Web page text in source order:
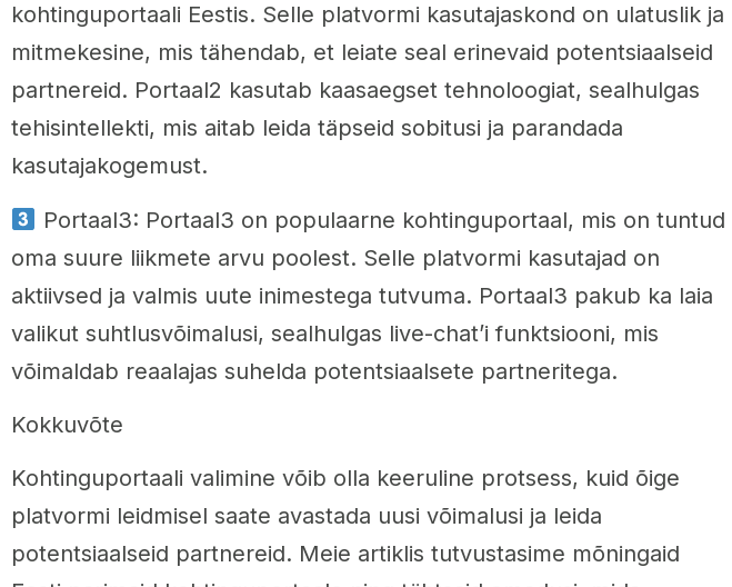
kohtinguportaali Eestis. Selle platvormi kasutajaskond on ulatuslik ja
mitmekesine, mis tähendab, et leiate seal erinevaid potentsiaalseid
partnereid. Portaal2 kasutab kaasaegset tehnoloogiat, sealhulgas
tehisintellekti, mis aitab leida täpseid sobitusi ja parandada
kasutajakogemust.
Portaal3: Portaal3 on populaarne kohtinguportaal, mis on tuntud
oma suure liikmete arvu poolest. Selle platvormi kasutajad on
aktiivsed ja valmis uute inimestega tutvuma. Portaal3 pakub ka laia
valikut suhtlusvõimalusi, sealhulgas live-chat’i funktsiooni, mis
võimaldab reaalajas suhelda potentsiaalsete partneritega.
Kokkuvõte
Kohtinguportaali valimine võib olla keeruline protsess, kuid õige
platvormi leidmisel saate avastada uusi võimalusi ja leida
potentsiaalseid partnereid. Meie artiklis tutvustasime mõningaid